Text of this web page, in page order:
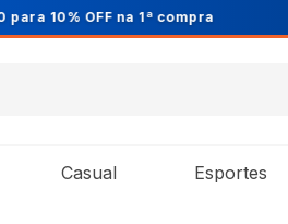
OFF na 1ª compra
Casual Esportes